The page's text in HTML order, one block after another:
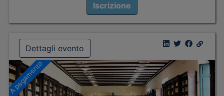
Iscrizione
Dettagli evento
A pagamento